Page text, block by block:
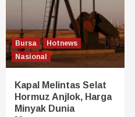
Bursa
Hotnews
Nasional
Kapal Melintas Selat
Hormuz Anjlok, Harga
Minyak Dunia